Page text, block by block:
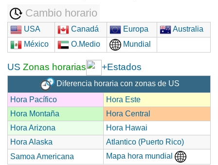
Cambio horario
USA Canadá Europa
Australia
México
O.Medio Mundial
US Zonas horarias +Estados
Diferencia horaria con zonas de US
Hora Pacífico
Hora Este
Hora Montaña
Hora Central
Hora Arizona
Hora Hawai
Hora Alaska
Atlantico (Puerto Rico)
Samoa Americana
Mapa hora mundial